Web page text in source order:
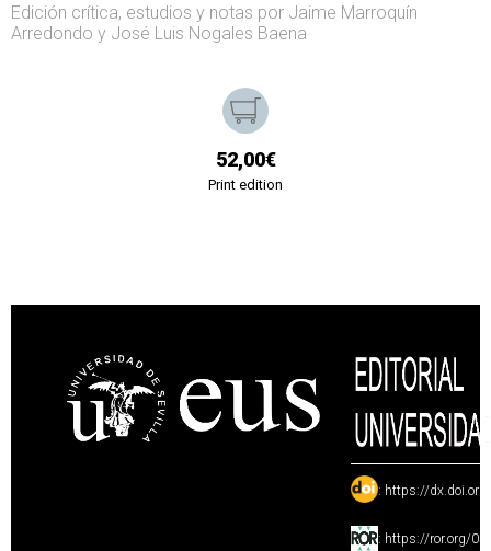
Edición crítica, estudios y notas por Jaime Marroquín
Arredondo y José Luis Nogales Baena
52,00€
Print edition
: https://
: https://ror.org/